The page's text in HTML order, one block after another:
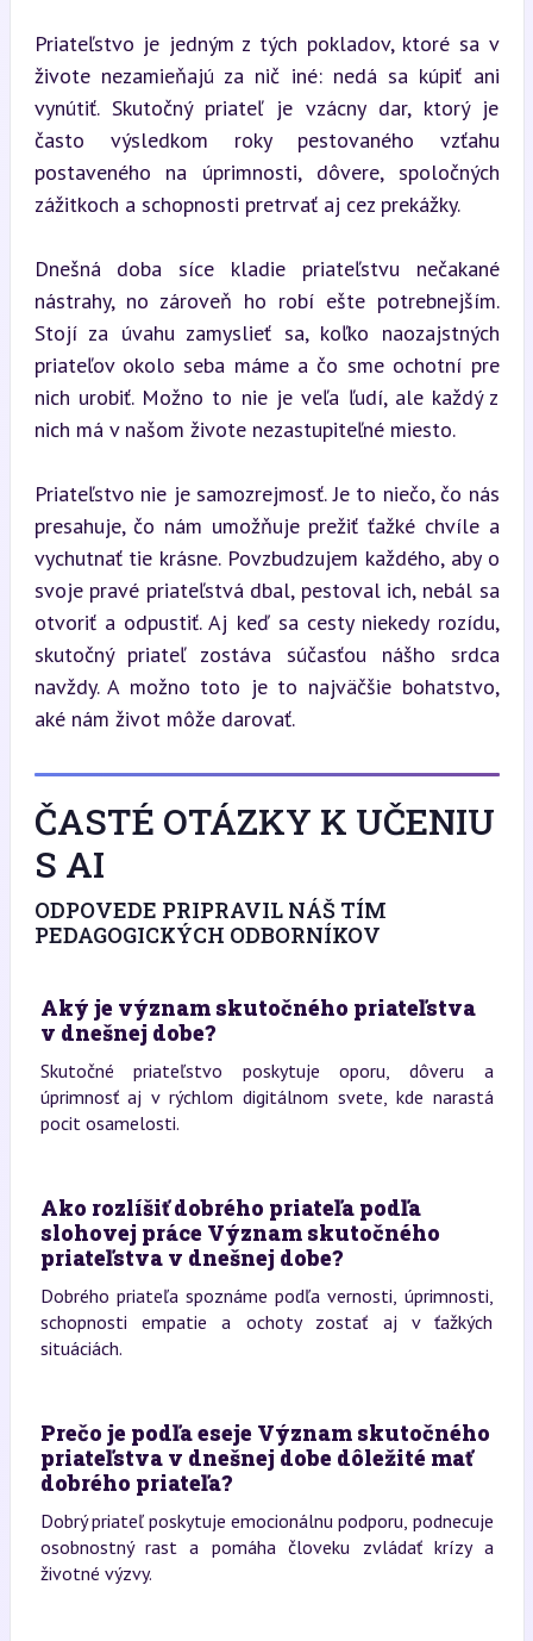
Priateľstvo je jedným z tých pokladov, ktoré sa v
živote nezamieňajú za nič iné: nedá sa kúpiť ani
vynútiť. Skutočný priateľ je vzácny dar, ktorý je
často výsledkom roky pestovaného vzťahu
postaveného na úprimnosti, dôvere, spoločných
zážitkoch a schopnosti pretrvať aj cez prekážky.
Dnešná doba síce kladie priateľstvu nečakané
nástrahy, no zároveň ho robí ešte potrebnejším.
Stojí za úvahu zamyslieť sa, koľko naozajstných
priateľov okolo seba máme a čo sme ochotní pre
nich urobiť. Možno to nie je veľa ľudí, ale každý z
nich má v našom živote nezastupiteľné miesto.
Priateľstvo nie je samozrejmosť. Je to niečo, čo nás
presahuje, čo nám umožňuje prežiť ťažké chvíle a
vychutnať tie krásne. Povzbudzujem každého, aby o
svoje pravé priateľstvá dbal, pestoval ich, nebál sa
otvoriť a odpustiť. Aj keď sa cesty niekedy rozídu,
skutočný priateľ zostáva súčasťou nášho srdca
navždy. A možno toto je to najväčšie bohatstvo,
aké nám život môže darovať.
ČASTÉ OTÁZKY K UČENIU
S AI
ODPOVEDE PRIPRAVIL NÁŠ TÍM
PEDAGOGICKÝCH ODBORNÍKOV
Aký je význam skutočného priateľstva
v dnešnej dobe?
Skutočné priateľstvo poskytuje oporu, dôveru a
úprimnosť aj v rýchlom digitálnom svete, kde narastá
pocit osamelosti.
Ako rozlíšiť dobrého priateľa podľa
slohovej práce Význam skutočného
priateľstva v dnešnej dobe?
Dobrého priateľa spoznáme podľa vernosti, úprimnosti,
schopnosti empatie a ochoty zostať aj v ťažkých
situáciách.
Prečo je podľa eseje Význam skutočného
priateľstva v dnešnej dobe dôležité mať
dobrého priateľa?
Dobrý priateľ poskytuje emocionálnu podporu, podnecuje
osobnostný rast a pomáha človeku zvládať krízy a
životné výzvy.